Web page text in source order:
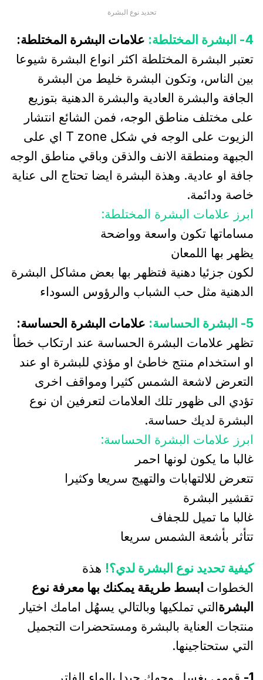
تحديد نوع البشرة
4- البشرة المختلطة:
علامات البشرة المختلطة:
تعتبر البشرة المختلطة اكثر انواع البشرة شيوعا
بين الناس، وتكون البشرة خليط من البشرة
الجافة والبشرة العادية والبشرة الدهنية بتوزيع
على مختلف مناطق الوجه، فمن الشائع انتشار
الزيوت على الوجه في شكل T zone اي على
الجبهة ومنطقة الانف والذقن وباقي مناطق الوجه
جافة او عادية. وهذة البشرة ايضا تحتاج الى عناية
خاصة ودائمة.
ابرز علامات البشرة المختلطة:
مساماتها تكون واسعة وواضحة
يظهر بها اللمعان
لكون جزئيا دهنية فتظهر بها بعض مشاكل البشرة
الدهنية مثل حب الشباب والرؤوس السوداء
5- البشرة الحساسة:
علامات البشرة الحساسة:
تظهر علامات البشرة الحساسة عند ارتكاب خطأ
او استخدام منتج خاطئ او مؤذي للبشرة او عند
التعرض لاشعة الشمس كثيرا ومواقف اخرى
تؤدي الى ظهور تلك العلامات لتعرفين ان نوع
البشرة لديك حساسة.
ابرز علامات البشرة الحساسة:
غالبا ما يكون لونها احمر
تتعرض للالتهابات والتهيج سريعا وكثيرا
تقشير البشرة
غالبا ما تميل للجفاف
تتأثر بأشعة الشمس سريعا
كيفية تحديد نوع البشرة لدي؟! هذة
الخطوات
ابسط طريقة يمكنك بها معرفة نوع
البشرةالتي تملكيها وبالتالي يسهُل امامك اختيار
منتجات العناية بالبشرة ومستحضرات التجميل
التي ستحتاجينها.